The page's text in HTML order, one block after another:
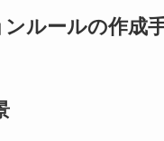
ルールの作成